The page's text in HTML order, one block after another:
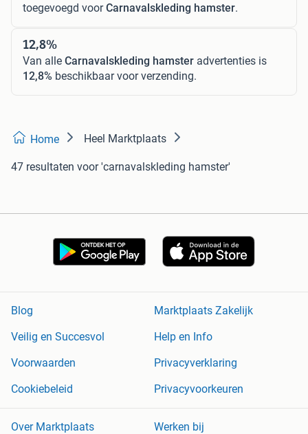
toegevoegd voorCarnavalskleding hamster.
12,8%
Van alle Carnavalskleding hamster advertenties is
12,8% beschikbaar voor verzending.
Home Heel Marktplaats
47 resultaten voor 'carnavalskleding hamster'
Blog
Marktplaats Zakelijk
Veilig en Succesvol
Help en Info
Voorwaarden
Privacyverklaring
Cookiebeleid
Privacyvoorkeuren
Over Marktplaats Werken bij